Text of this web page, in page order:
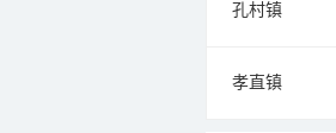
孔村镇
孝直镇